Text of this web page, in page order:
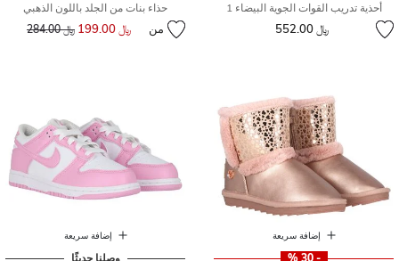
أحذية تدريب القوات الجوية البيضاء 1
﷼ 552.00
حذاء بنات من الجلد باللون الذهبي
من ﷼ 199.00 سعر مخفض من
﷼ 284.00 إلى
إضافة سريعة
- 30 %
إضافة سريعة
وصلنا حديثًا